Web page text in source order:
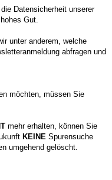
Datensicherheit unserer
Gut.
unter anderem, welche
abfragen und
möchten, müssen Sie
mehr erhalten, können Sie
KEINE Spurensuche
umgehend gelöscht.